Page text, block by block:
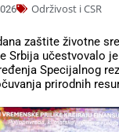
Održivost i CSR
zaštite životne
Srbija učestvovalo
Specijalnog
prirodnih